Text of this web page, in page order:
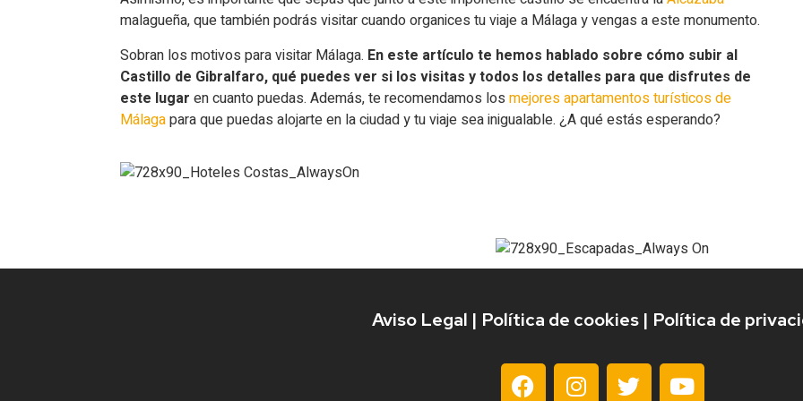
malagueña, que también podrás visitar cuando organices tu viaje a Málaga y vengas a este monumento.
Sobran los motivos para visitar Málaga. En este artículo te hemos hablado sobre cómo subir al
Castillo de Gibralfaro, qué puedes ver si los visitas y todos los detalles para que disfrutes de
este lugar en cuanto puedas. Además, te recomendamos losmejores apartamentos turísticos de
Málagapara que puedas alojarte en la ciudad y tu viaje sea inigualable. ¿A qué estás esperando?
Aviso Legal | Política de cookies | Política de